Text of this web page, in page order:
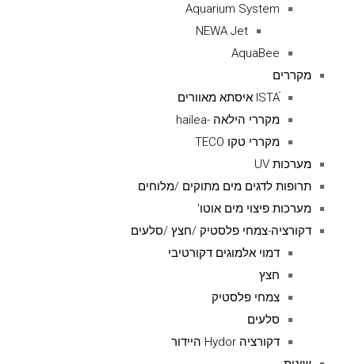
Aquarium System
NEWA Jet
AquaBee
מקררים
ISTAׁׂ איסתא מאוורים
מקררי הילאה -hailea
מקררי טקו TECO
מערכות UV
תרופות לדגים מים מתוקים /מלוחים
מערכות פיצוי מים אוטו'
דקורציה-צמחי פלסטיק /חצץ /סלעים
דמוי אלמוגים דקורטיבי
חצץ
צמחי פלסטיק
סלעים
דקורציה Hydor היידור